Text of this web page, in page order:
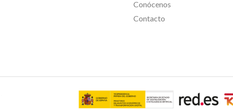
Conócenos
Contacto